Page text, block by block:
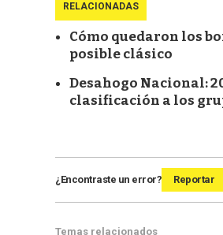
RELACIONADAS
Cómo quedaron los
posible clásico
Desahogo Nacional:
clasificación a los
¿Encontraste un error? Reportar
Temas relacionados